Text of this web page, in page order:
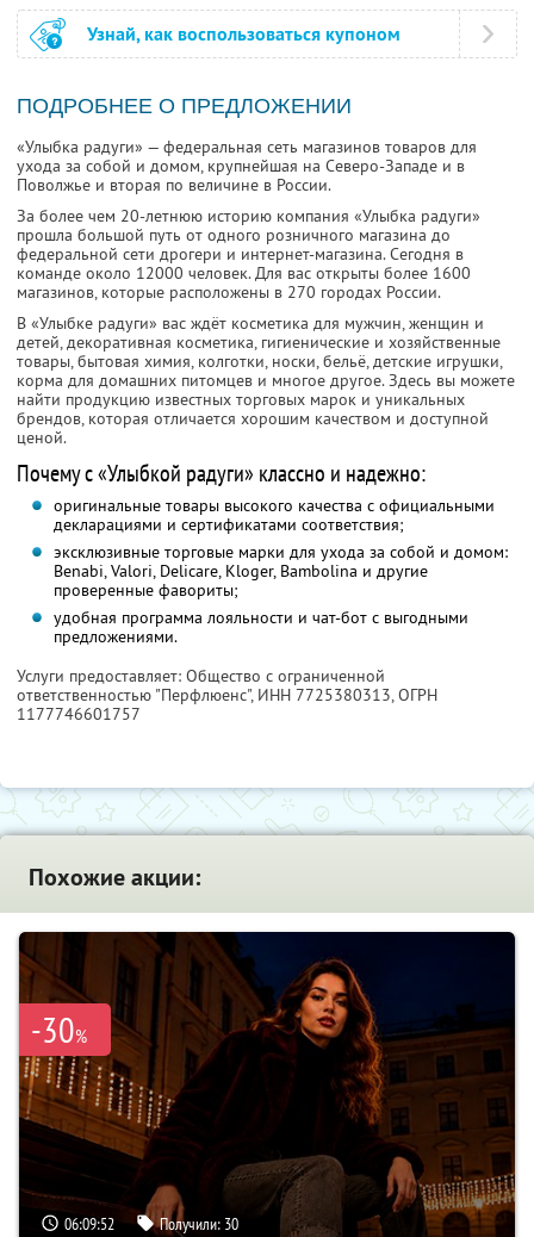
Узнай, как воспользоваться купоном
ПОДРОБНЕЕ О ПРЕДЛОЖЕНИИ
«Улыбка радуги» — федеральная сеть магазинов товаров для
ухода за собой и домом, крупнейшая на Северо-Западе и в
Поволжье и вторая по величине в России.
За более чем 20-летнюю историю компания «Улыбка радуги»
прошла большой путь от одного розничного магазина до
федеральной сети дрогери и интернет-магазина. Сегодня в
команде около 12000 человек. Для вас открыты более 1600
магазинов, которые расположены в 270 городах России.
В «Улыбке радуги» вас ждёт косметика для мужчин, женщин и
детей, декоративная косметика, гигиенические и хозяйственные
товары, бытовая химия, колготки, носки, бельё, детские игрушки,
корма для домашних питомцев и многое другое. Здесь вы можете
найти продукцию известных торговых марок и уникальных
брендов, которая отличается хорошим качеством и доступной
ценой.
Почему с «Улыбкой радуги» классно и надежно:
оригинальные товары высокого качества с официальными
декларациями и сертификатами соответствия;
эксклюзивные торговые марки для ухода за собой и домом:
Benabi, Valori, Delicare, Kloger, Bambolina и другие
проверенные фавориты;
удобная программа лояльности и чат-бот с выгодными
предложениями.
Услуги предоставляет: Общество с ограниченной
ответственностью "Перфлюенс", ИНН 7725380313, ОГРН
1177746601757
Похожие акции:
-30%
06:09:51 Получили: 30